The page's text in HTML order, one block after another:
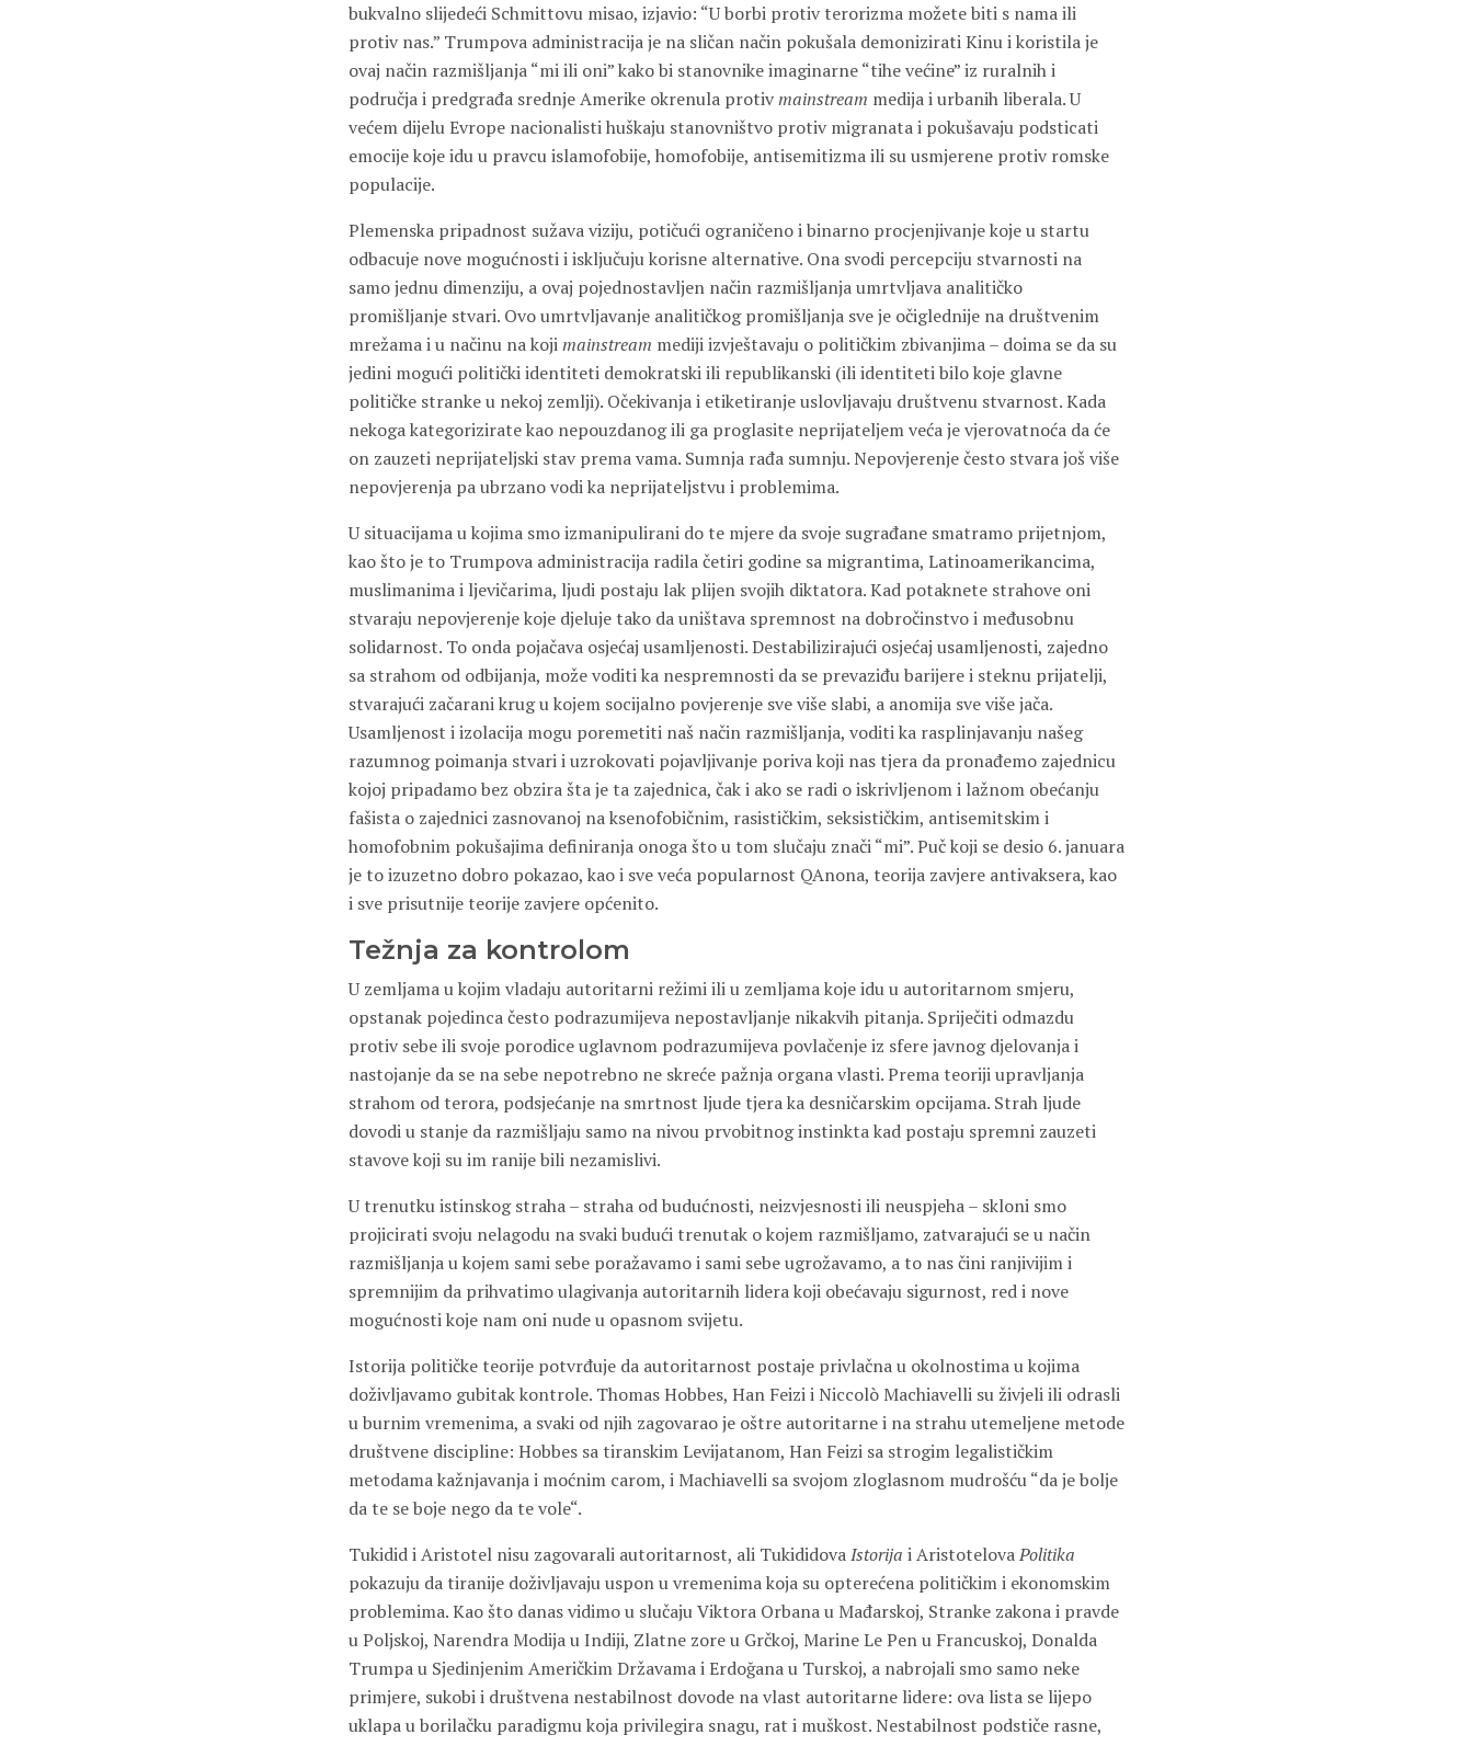
bukvalno slijedeći Schmittovu misao, izjavio: “U borbi protiv terorizma možete biti s nama ili
protiv nas.” Trumpova administracija je na sličan način pokušala demonizirati Kinu i koristila je
ovaj način razmišljanja “mi ili oni” kako bi stanovnike imaginarne “tihe većine” iz ruralnih i
područja i predgrađa srednje Amerike okrenula protivmainstream medija i urbanih liberala. U
većem dijelu Evrope nacionalisti huškaju stanovništvo protiv migranata i pokušavaju podsticati
emocije koje idu u pravcu islamofobije, homofobije, antisemitizma ili su usmjerene protiv romske
populacije.
Plemenska pripadnost sužava viziju, potičući ograničeno i binarno procjenjivanje koje u startu
odbacuje nove mogućnosti i isključuju korisne alternative. Ona svodi percepciju stvarnosti na
samo jednu dimenziju, a ovaj pojednostavljen način razmišljanja umrtvljava analitičko
promišljanje stvari. Ovo umrtvljavanje analitičkog promišljanja sve je očiglednije na društvenim
mrežama i u načinu na kojimainstream mediji izvještavaju o političkim zbivanjima – doima se da su
jedini mogući politički identiteti demokratski ili republikanski (ili identiteti bilo koje glavne
političke stranke u nekoj zemlji). Očekivanja i etiketiranje uslovljavaju društvenu stvarnost. Kada
nekoga kategorizirate kao nepouzdanog ili ga proglasite neprijateljem veća je vjerovatnoća da će
on zauzeti neprijateljski stav prema vama. Sumnja rađa sumnju. Nepovjerenje često stvara još više
nepovjerenja pa ubrzano vodi ka neprijateljstvu i problemima.
U situacijama u kojima smo izmanipulirani do te mjere da svoje sugrađane smatramo prijetnjom,
kao što je to Trumpova administracija radila četiri godine sa migrantima, Latinoamerikancima,
muslimanima i ljevičarima, ljudi postaju lak plijen svojih diktatora. Kad potaknete strahove oni
stvaraju nepovjerenje koje djeluje tako da uništava spremnost na dobročinstvo i međusobnu
solidarnost. To onda pojačava osjećaj usamljenosti. Destabilizirajući osjećaj usamljenosti, zajedno
sa strahom od odbijanja, može voditi ka nespremnosti da se prevaziđu barijere i steknu prijatelji,
stvarajući začarani krug u kojem socijalno povjerenje sve više slabi, a anomija sve više jača.
Usamljenost i izolacija mogu poremetiti naš način razmišljanja, voditi ka rasplinjavanju našeg
razumnog poimanja stvari i uzrokovati pojavljivanje poriva koji nas tjera da pronađemo zajednicu
kojoj pripadamo bez obzira šta je ta zajednica, čak i ako se radi o iskrivljenom i lažnom obećanju
fašista o zajednici zasnovanoj na ksenofobičnim, rasističkim, seksističkim, antisemitskim i
homofobnim pokušajima definiranja onoga što u tom slučaju znači “mi”. Puč koji se desio 6. januara
je to izuzetno dobro pokazao, kao i sve veća popularnost QAnona, teorija zavjere antivaksera, kao
i sve prisutnije teorije zavjere općenito.
Težnja za kontrolom
U zemljama u kojim vladaju autoritarni režimi ili u zemljama koje idu u autoritarnom smjeru,
opstanak pojedinca često podrazumijeva nepostavljanje nikakvih pitanja. Spriječiti odmazdu
protiv sebe ili svoje porodice uglavnom podrazumijeva povlačenje iz sfere javnog djelovanja i
nastojanje da se na sebe nepotrebno ne skreće pažnja organa vlasti. Prema teoriji upravljanja
strahom od terora, podsjećanje na smrtnost ljude tjera ka desničarskim opcijama. Strah ljude
dovodi u stanje da razmišljaju samo na nivou prvobitnog instinkta kad postaju spremni zauzeti
stavove koji su im ranije bili nezamislivi.
U trenutku istinskog straha – straha od budućnosti, neizvjesnosti ili neuspjeha – skloni smo
projicirati svoju nelagodu na svaki budući trenutak o kojem razmišljamo, zatvarajući se u način
razmišljanja u kojem sami sebe poražavamo i sami sebe ugrožavamo, a to nas čini ranjivijim i
spremnijim da prihvatimo ulagivanja autoritarnih lidera koji obećavaju sigurnost, red i nove
mogućnosti koje nam oni nude u opasnom svijetu.
Istorija političke teorije potvrđuje da autoritarnost postaje privlačna u okolnostima u kojima
doživljavamo gubitak kontrole. Thomas Hobbes, Han Feizi i Niccolò Machiavelli su živjeli ili odrasli
u burnim vremenima, a svaki od njih zagovarao je oštre autoritarne i na strahu utemeljene metode
društvene discipline: Hobbes sa tiranskim Levijatanom, Han Feizi sa strogim legalističkim
metodama kažnjavanja i moćnim carom, i Machiavelli sa svojom zloglasnom mudrošću “da je bolje
da te se boje nego da te vole“.
Tukidid i Aristotel nisu zagovarali autoritarnost, ali TukididovaIstorija i AristotelovaPolitika
pokazuju da tiranije doživljavaju uspon u vremenima koja su opterećena političkim i ekonomskim
problemima. Kao što danas vidimo u slučaju Viktora Orbana u Mađarskoj, Stranke zakona i pravde
u Poljskoj, Narendra Modija u Indiji, Zlatne zore u Grčkoj, Marine Le Pen u Francuskoj, Donalda
Trumpa u Sjedinjenim Američkim Državama i Erdoğana u Turskoj, a nabrojali smo samo neke
primjere, sukobi i društvena nestabilnost dovode na vlast autoritarne lidere: ova lista se lijepo
uklapa u borilačku paradigmu koja privilegira snagu, rat i muškost. Nestabilnost podstiče rasne,